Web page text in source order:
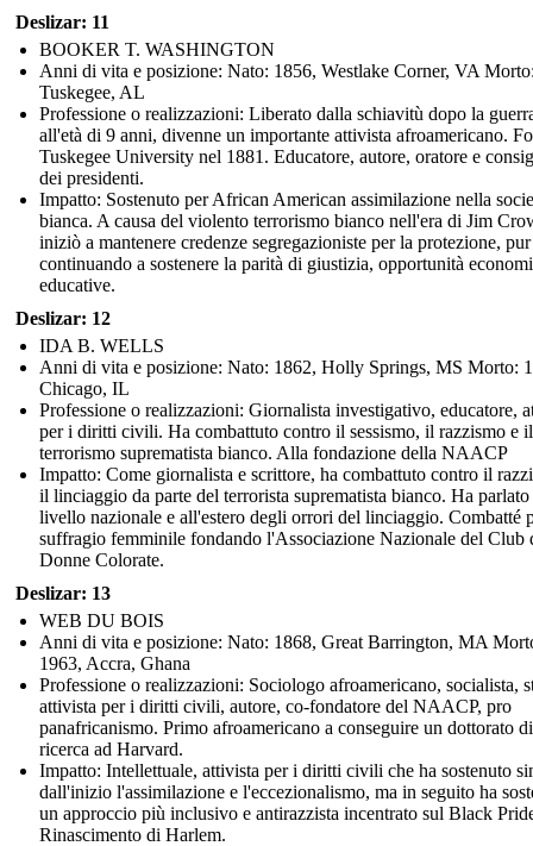
Deslizar: 11
BOOKER T. WASHINGTON
Anni di vita e posizione: Nato: 1856, Westlake Corner, VA
Tuskegee, AL
Professione o realizzazioni: Liberato dalla schiavitù dopo la
all'età di 9 anni, divenne un importante attivista afroamericano.
Tuskegee University nel 1881. Educatore, autore, oratore e
dei presidenti.
Impatto: Sostenuto per African American assimilazione nella
bianca. A causa del violento terrorismo bianco nell'era di Jim
iniziò a mantenere credenze segregazioniste per la protezione, pur
continuando a sostenere la parità di giustizia, opportunità
educative.
Deslizar: 12
IDA B. WELLS
Anni di vita e posizione: Nato: 1862, Holly Springs, MS Morto:
Chicago, IL
Professione o realizzazioni: Giornalista investigativo, educatore,
per i diritti civili. Ha combattuto contro il sessismo, il razzismo e il
terrorismo suprematista bianco. Alla fondazione della NAACP
Impatto: Come giornalista e scrittore, ha combattuto contro il
il linciaggio da parte del terrorista suprematista bianco. Ha parlato
livello nazionale e all'estero degli orrori del linciaggio. Combatté
suffragio femminile fondando l'Associazione Nazionale del Club
Donne Colorate.
Deslizar: 13
WEB DU BOIS
Anni di vita e posizione: Nato: 1868, Great Barrington, MA
1963, Accra, Ghana
Professione o realizzazioni: Sociologo afroamericano, socialista,
attivista per i diritti civili, autore, co-fondatore del NAACP, pro
panafricanismo. Primo afroamericano a conseguire un dottorato di
ricerca ad Harvard.
Impatto: Intellettuale, attivista per i diritti civili che ha sostenuto
dall'inizio l'assimilazione e l'eccezionalismo, ma in seguito ha
un approccio più inclusivo e antirazzista incentrato sul Black
Rinascimento di Harlem.